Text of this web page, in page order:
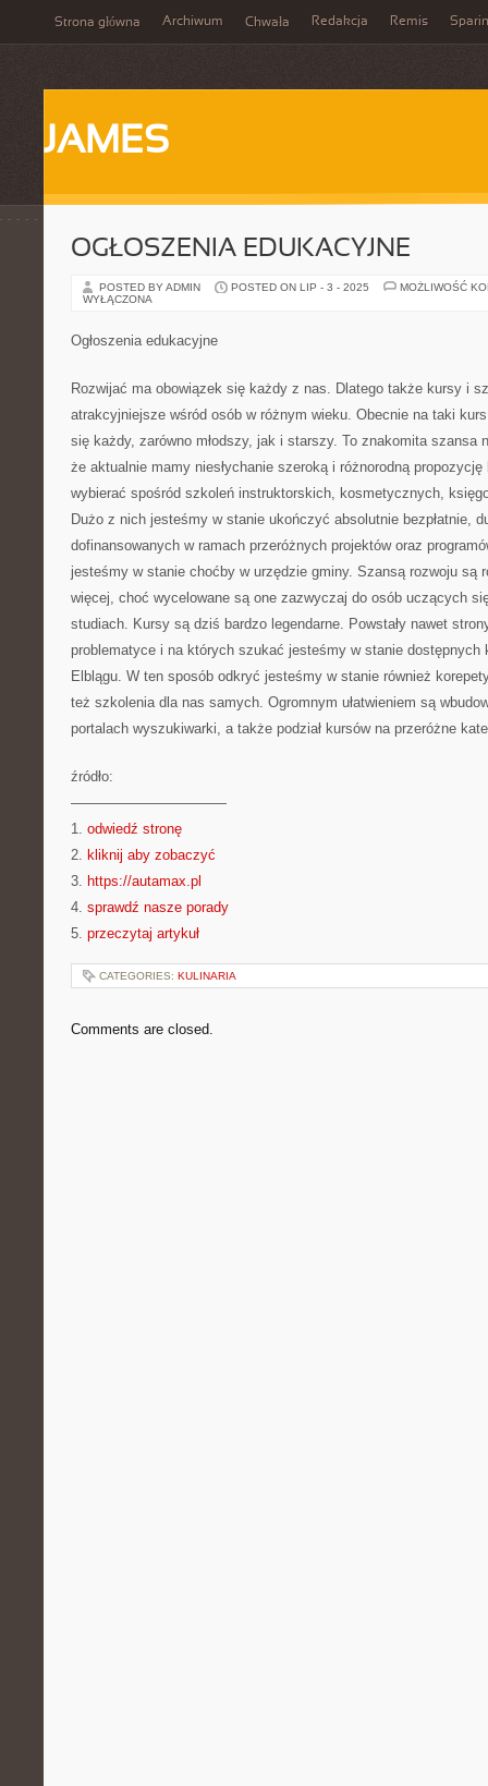
Strona główna Archiwum Chwała Redakcja Remis
JAMES
OGŁOSZENIA EDUKACYJNE
POSTED BY ADMIN POSTED ON LIP - 3 - 2025
MOŻLIWOŚĆ
WYŁĄCZONA
Ogłoszenia edukacyjne
Rozwijać ma obowiązek się każdy z nas. Dlatego także kursy i
atrakcyjniejsze wśród osób w różnym wieku. Obecnie na taki
się każdy, zarówno młodszy, jak i starszy. To znakomita szansa
że aktualnie mamy niesłychanie szeroką i różnorodną
wybierać spośród szkoleń instruktorskich, kosmetycznych,
Dużo z nich jesteśmy w stanie ukończyć absolutnie bezpłatnie,
dofinansowanych w ramach przeróżnych projektów oraz
jesteśmy w stanie choćby w urzędzie gminy. Szansą rozwoju są
więcej, choć wycelowane są one zazwyczaj do osób uczących
studiach. Kursy są dziś bardzo legendarne. Powstały nawet
problematyce i na których szukać jesteśmy w stanie dostępnych
Elblągu. W ten sposób odkryć jesteśmy w stanie również
też szkolenia dla nas samych. Ogromnym ułatwieniem są
portalach wyszukiwarki, a także podział kursów na przeróżne
źródło:
———————————
1. odwiedź stronę
2. kliknij aby zobaczyć
3. https://autamax.pl
4. sprawdź nasze porady
5. przeczytaj artykuł
CATEGORIES: KULINARIA
Comments are closed.